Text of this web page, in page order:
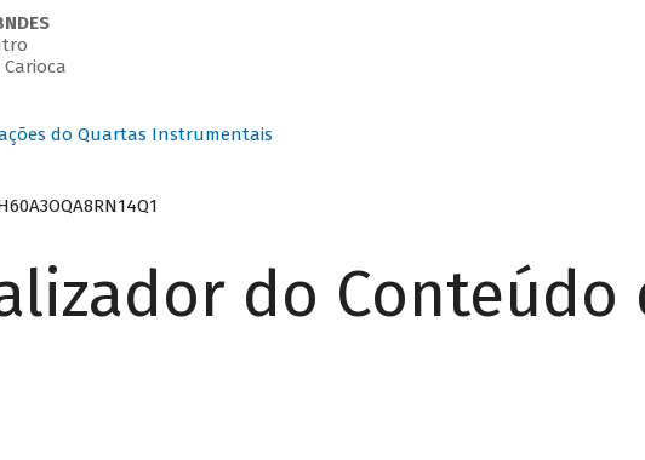
do Quartas Instrumentais
do Conteúdo